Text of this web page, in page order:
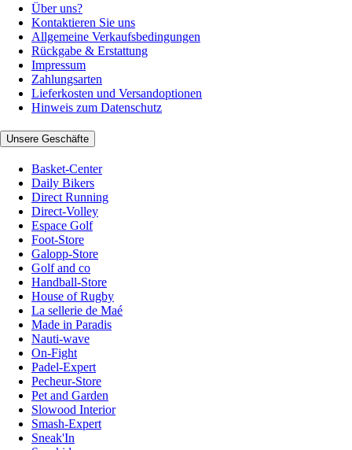
Über uns?
Kontaktieren Sie uns
Allgemeine Verkaufsbedingungen
Rückgabe & Erstattung
Impressum
Zahlungsarten
Lieferkosten und Versandoptionen
Hinweis zum Datenschutz
Unsere Geschäfte
Basket-Center
Daily Bikers
Direct Running
Direct-Volley
Espace Golf
Foot-Store
Galopp-Store
Golf and co
Handball-Store
House of Rugby
La sellerie de Maé
Made in Paradis
Nauti-wave
On-Fight
Padel-Expert
Pecheur-Store
Pet and Garden
Slowood Interior
Smash-Expert
Sneak'In